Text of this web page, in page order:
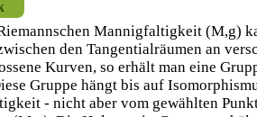
Mannigfaltigkeit (M,g)
den Tangentialräumen an
Kurven, so erhält man eine
Gruppe hängt bis auf
- nicht aber vom gewählten